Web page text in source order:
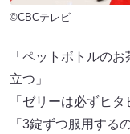
©CBCテレビ
「ペットボトルの
立つ」
「ゼリーは必ずヒ
「3錠ずつ服用する